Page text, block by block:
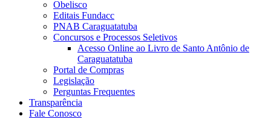
Obelisco
Editais Fundacc
PNAB Caraguatatuba
Concursos e Processos Seletivos
Acesso Online ao Livro de Santo Antônio de
Caraguatatuba
Portal de Compras
Legislação
Perguntas Frequentes
Transparência
Fale Conosco